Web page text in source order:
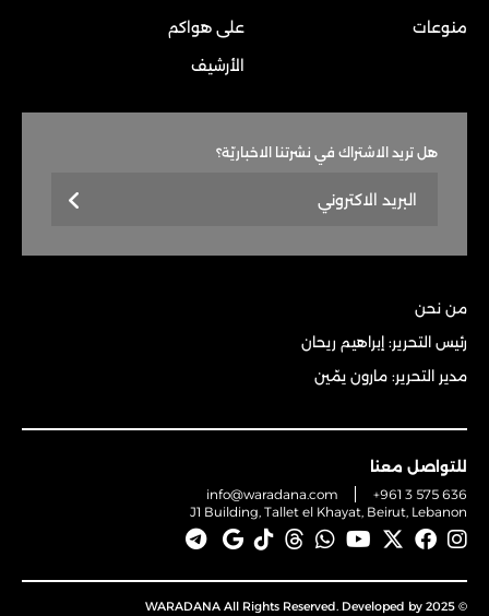
منوعات
على هواكم
الأرشيف
هل تريد الاشتراك في نشرتنا الاخباريّة؟
من نحن
رئيس التحرير: إبراهيم ريحان
مدير التحرير: مارون يمّين
للتواصل معنا
info@waradana.com
+961 3 575 636
J1 Building, Tallet el Khayat, Beirut, Lebanon
© 2025 WARADANA All Rights Reserved. Developed by